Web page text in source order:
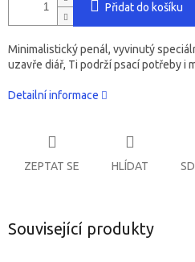
Přidat do košíku
Minimalistický penál, vyvinutý
uzavře diář, Ti podrží psací potřeby i
Detailní informace
ZEPTAT SE HLÍDAT
Související produkty